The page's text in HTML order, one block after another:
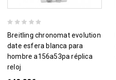
breitling chronomat evolution
date esfera blanca para
hombre a156a53pa réplica
reloj